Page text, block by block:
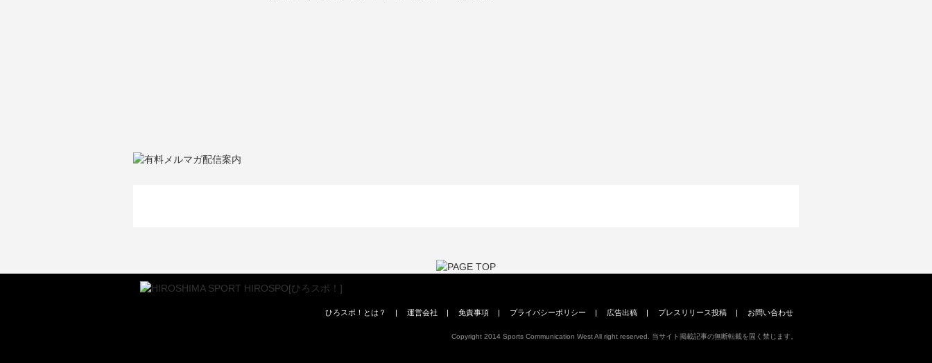
ひろスポ！とは？ | 運営会社 | 免責事項 | プライバシーポリシー | 広告出稿 | プレスリリース投稿 | お問い合わせ
Copyright 2014 Sports Communication West All right reserved. 当サイト掲載記事の無断転載を固く禁じます。